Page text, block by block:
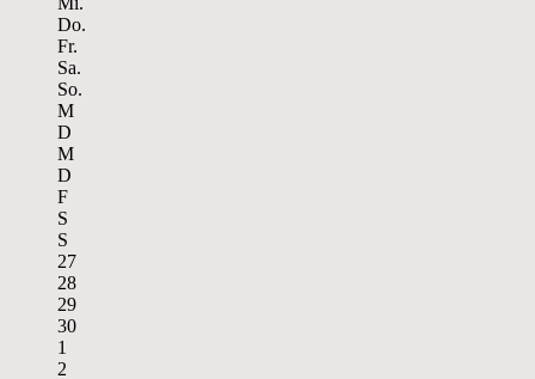
Do.
Fr.
Sa.
So.
M
D
M
D
F
S
S
27
28
29
30
1
2